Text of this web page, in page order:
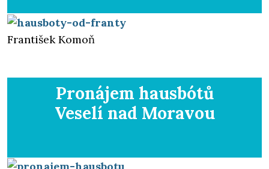
František Komoň
Pronájem hausbótů
Veselí nad Moravou